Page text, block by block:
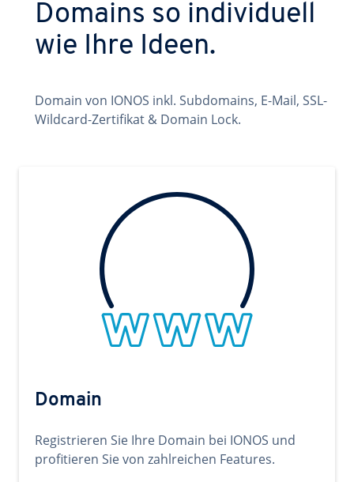
Domains so individuell
wie Ihre Ideen.
Domain von IONOS inkl. Subdomains, E-Mail, SSL-
Wildcard-Zertifikat & Domain Lock.
Domain
Registrieren Sie Ihre Domain bei IONOS und
profitieren Sie von zahlreichen Features.